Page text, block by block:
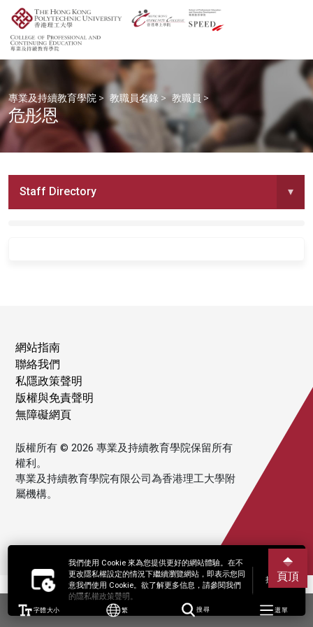
我們使用 Cookie 來為您提供更好的網站體驗。在不
更改隱私權設定的情況下繼續瀏覽網站，即表示您同
意我們使用 Cookie。欲了解更多信息，請參閱我們
的隱私權政策聲明。
接受
字體大小 繁 搜尋 選單
專業及持續教育學院 > 教職員名錄 > 教職員 >
危彤恩
Staff Directory ▾
網站指南
聯絡我們
私隱政策聲明
版權與免責聲明
無障礙網頁
版權所有 © 2026 專業及持續教育學院保留所有
權利。
專業及持續教育學院有限公司為香港理工大學附
屬機構。
頁頂